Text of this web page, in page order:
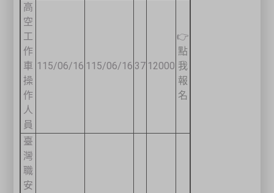
高
空
工
作
車
操
作
人
員
115/06/16 115/06/16 37 12000
👉
點
我
報
名
臺
灣
職
安